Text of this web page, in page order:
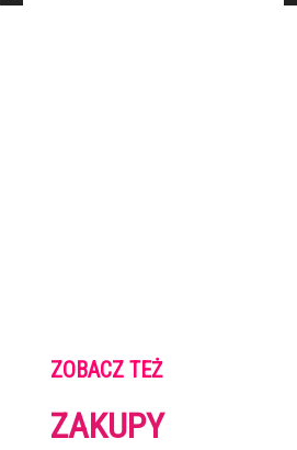
ZOBACZ TEŻ
ZAKUPY